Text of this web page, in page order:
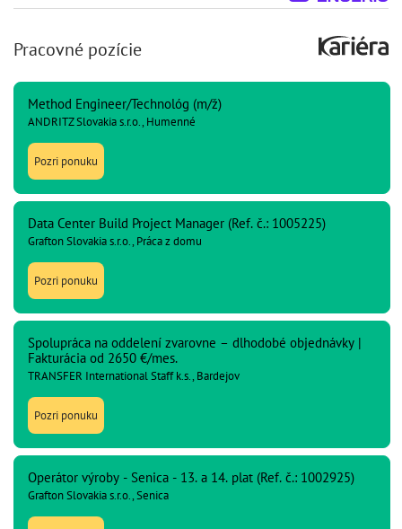
Pracovné pozície
Method Engineer/Technológ (m/ž)
ANDRITZ Slovakia s.r.o., Humenné
Pozri ponuku
Data Center Build Project Manager (Ref. č.: 1005225)
Grafton Slovakia s.r.o., Práca z domu
Pozri ponuku
Spolupráca na oddelení zvarovne – dlhodobé objednávky |
Fakturácia od 2650 €/mes.
TRANSFER International Staff k.s., Bardejov
Pozri ponuku
Operátor výroby - Senica - 13. a 14. plat (Ref. č.: 1002925)
Grafton Slovakia s.r.o., Senica